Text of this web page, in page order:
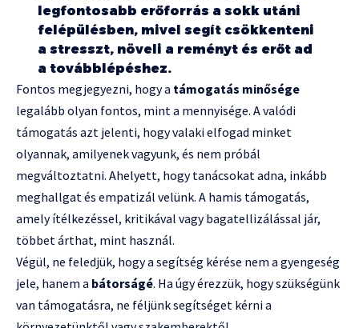
legfontosabb erőforrás a sokk utáni
felépülésben, mivel segít csökkenteni
a stresszt, növeli a reményt és erőt ad
a továbblépéshez.
Fontos megjegyezni, hogy a támogatás minősége
legalább olyan fontos, mint a mennyisége. A valódi
támogatás azt jelenti, hogy valaki elfogad minket
olyannak, amilyenek vagyunk, és nem próbál
megváltoztatni. Ahelyett, hogy tanácsokat adna, inkább
meghallgat és empatizál velünk. A hamis támogatás,
amely ítélkezéssel, kritikával vagy bagatellizálással jár,
többet árthat, mint használ.
Végül, ne feledjük, hogy a segítség kérése nem a gyengeség
jele, hanem a bátorságé. Ha úgy érezzük, hogy szükségünk
van támogatásra, ne féljünk segítséget kérni a